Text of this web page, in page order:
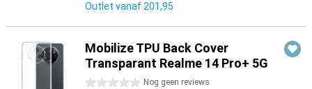
Outlet vanaf 201,95
Mobilize TPU Back Cover
Transparant Realme 14 Pro+ 5G
0 sterren Nog geen reviews